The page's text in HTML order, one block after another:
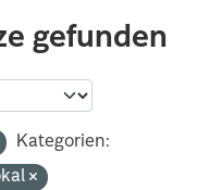
gefunden
Kategorien: